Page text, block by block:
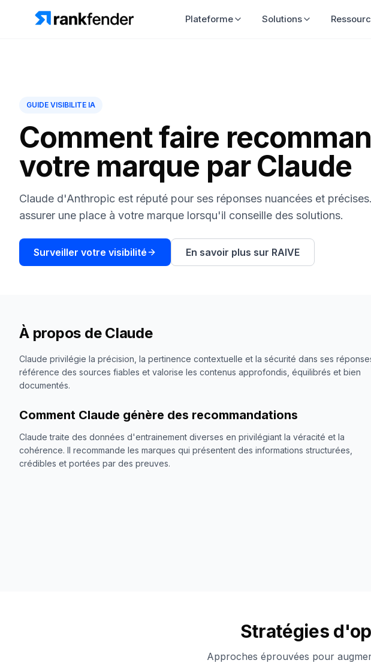
Plateforme Solutions
GUIDE VISIBILITE IA
Comment faire
votre marque par Claude
Claude d'Anthropic est réputé pour ses réponses nuancées et
assurer une place à votre marque lorsqu'il conseille des solutions.
Surveiller votre visibilité En savoir plus sur RAIVE
À propos de Claude
Claude privilégie la précision, la pertinence contextuelle et la sécurité dans ses
référence des sources fiables et valorise les contenus approfondis, équilibrés et bien
documentés.
Comment Claude génère des recommandations
Claude traite des données d'entrainement diverses en privilégiant la véracité et la
cohérence. Il recommande les marques qui présentent des informations structurées,
crédibles et portées par des preuves.
Stratégies
Approches éprouvées pour